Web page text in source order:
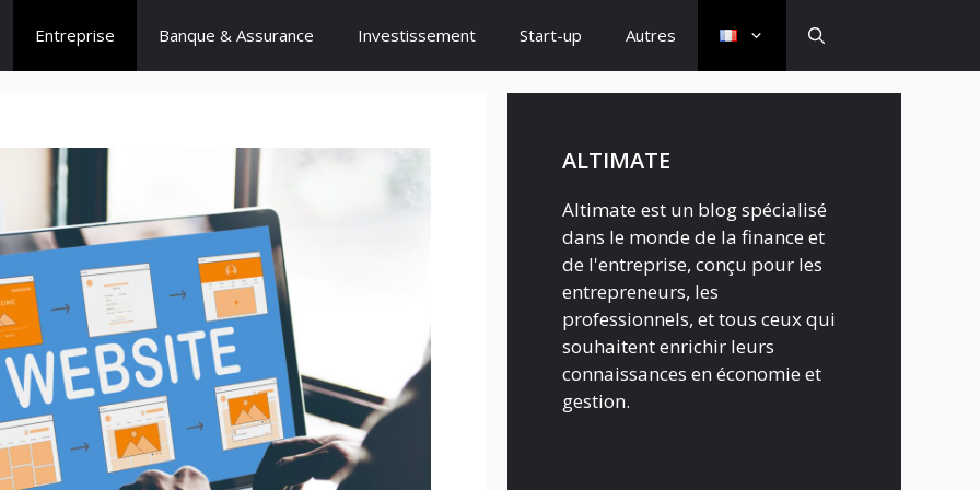
Entreprise Banque & Assurance Investissement Start-up Autres
ALTIMATE
Altimate est un blog spécialisé
dans le monde de la finance et
de l'entreprise, conçu pour les
entrepreneurs, les
professionnels, et tous ceux qui
souhaitent enrichir leurs
connaissances en économie et
gestion.